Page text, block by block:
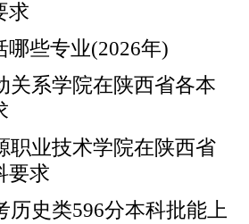
求
哪些专业(2026年)
关系学院在陕西省各本
职业技术学院在陕西省
要求
历史类596分本科批能上